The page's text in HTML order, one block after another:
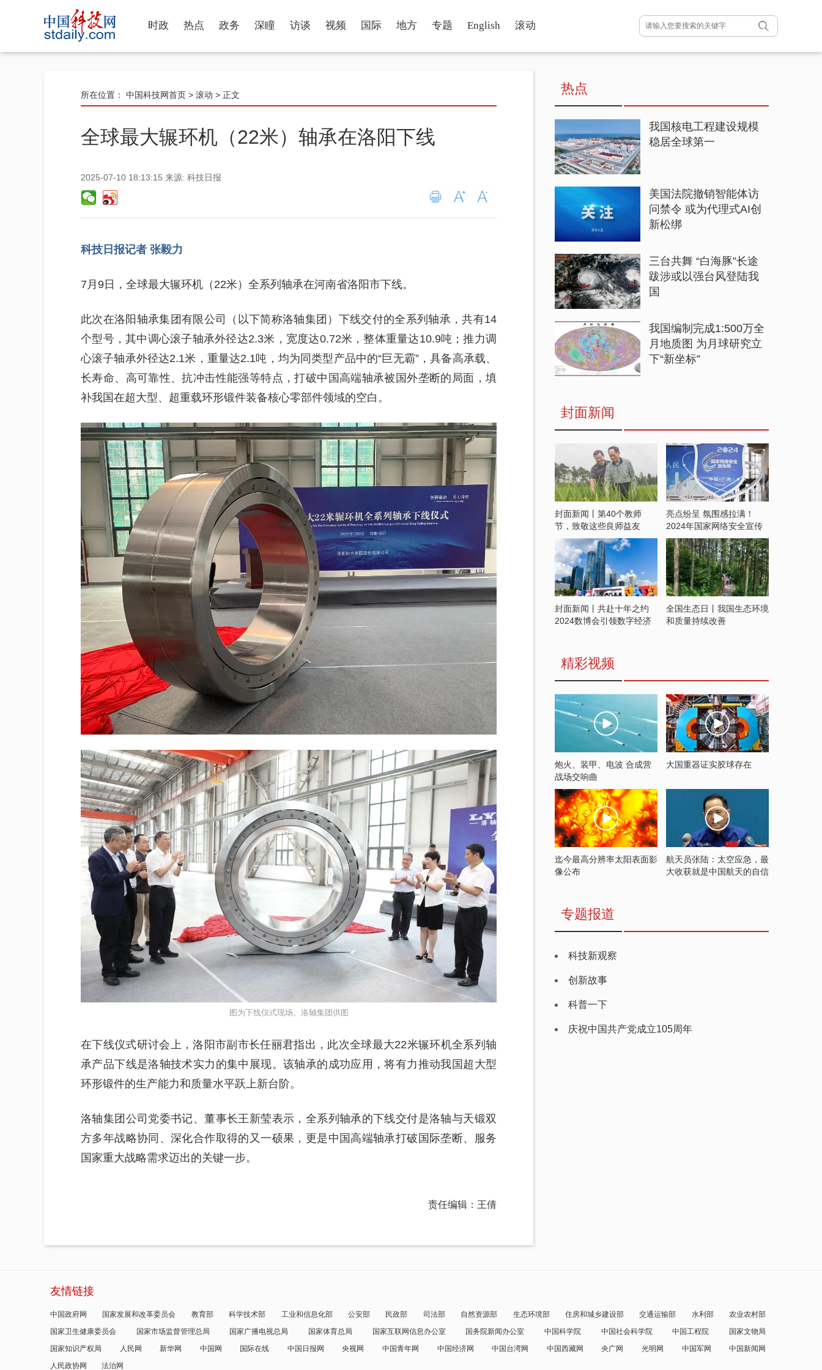
时政 热点 政务 深瞳 访谈 视频 国际 地方 专题 English 滚动
所在位置： 中国科技网首页 > 滚动 > 正文
全球最大辗环机（22米）轴承在洛阳下线
2025-07-10 18:13:15 来源: 科技日报
科技日报记者 张毅力
7月9日，全球最大辗环机（22米）全系列轴承在河南省洛阳市下线。
此次在洛阳轴承集团有限公司（以下简称洛轴集团）下线交付的全系列轴承，共有14
个型号，其中调心滚子轴承外径达2.3米，宽度达0.72米，整体重量达10.9吨；推力调
心滚子轴承外径达2.1米，重量达2.1吨，均为同类型产品中的“巨无霸”，具备高承载、
长寿命、高可靠性、抗冲击性能强等特点，打破中国高端轴承被国外垄断的局面，填
补我国在超大型、超重载环形锻件装备核心零部件领域的空白。
图为下线仪式现场。洛轴集团供图
在下线仪式研讨会上，洛阳市副市长任丽君指出，此次全球最大22米辗环机全系列轴
承产品下线是洛轴技术实力的集中展现。该轴承的成功应用，将有力推动我国超大型
环形锻件的生产能力和质量水平跃上新台阶。
洛轴集团公司党委书记、董事长王新莹表示，全系列轴承的下线交付是洛轴与天锻双
方多年战略协同、深化合作取得的又一硕果，更是中国高端轴承打破国际垄断、服务
国家重大战略需求迈出的关键一步。
责任编辑：王倩
热点
我国核电工程建设规模
稳居全球第一
美国法院撤销智能体访
问禁令 或为代理式AI创
新松绑
三台共舞 “白海豚”长途
跋涉或以强台风登陆我
国
我国编制完成1:500万全
月地质图 为月球研究立
下“新坐标”
封面新闻
封面新闻丨第40个教师
节，致敬这些良师益友
亮点纷呈 氛围感拉满！
2024年国家网络安全宣传
周开启
封面新闻丨共赴十年之约
2024数博会引领数字经济
全国生态日丨我国生态环境
和质量持续改善
精彩视频
炮火、装甲、电波 合成营
战场交响曲
大国重器证实胶球存在
迄今最高分辨率太阳表面影
像公布
航天员张陆：太空应急，最
大收获就是中国航天的自信
专题报道
科技新观察
创新故事
科普一下
庆祝中国共产党成立105周年
友情链接
中国政府网 国家发展和改革委员会 教育部 科学技术部 工业和信息化部 公安部 民政部 司法部 自然资源部 生态环境部 住房和城乡建设部 交通运输部 水利部
农业农村部
国家卫生健康委员会
国家市场监督管理总局 国家广播电视总局 国家体育总局 国家互联网信息办公室 国务院新闻办公室 中国科学院 中国社会科学院 中国工程院
国家文物局
国家知识产权局
人民网 新华网 中国网 国际在线 中国日报网 央视网 中国青年网 中国经济网 中国台湾网 中国西藏网 央广网 光明网 中国军网
中国新闻网
人民政协网
法治网